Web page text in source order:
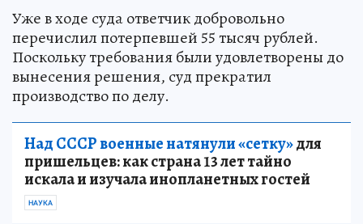
Уже в ходе суда ответчик добровольно
перечислил потерпевшей 55 тысяч рублей.
Поскольку требования были удовлетворены до
вынесения решения, суд прекратил
производство по делу.
Над СССР военные натянули «сетку»для
пришельцев: как страна 13 лет тайно
искала и изучала инопланетных гостей
НАУКА